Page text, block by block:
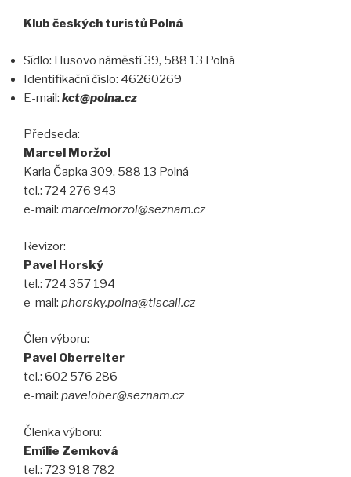
Klub českých turistů Polná
Sídlo: Husovo náměstí 39, 588 13 Polná
Identifikační číslo: 46260269
E-mail: kct@polna.cz
Předseda:
Marcel Moržol
Karla Čapka 309, 588 13 Polná
tel.: 724 276 943
e-mail: marcelmorzol@seznam.cz
Revizor:
Pavel Horský
tel.: 724 357 194
e-mail: phorsky.polna@tiscali.cz
Člen výboru:
Pavel Oberreiter
tel.: 602 576 286
e-mail: pavelober@seznam.cz
Členka výboru:
Emílie Zemková
tel.: 723 918 782